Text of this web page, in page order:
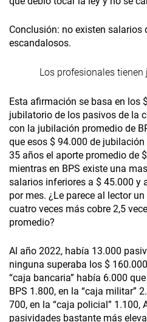
Conclusión: no existen salarios
escandalosos.
Los profesionales
Esta afirmación se basa en los
jubilatorio de los pasivos de la
con la jubilación promedio de
que esos $ 94.000 de
35 años el aporte promedio de
mientras en BPS existe una
salarios inferiores a $ 45.000 y
por mes. ¿Le parece al lector
cuatro veces más cobre 2,5
promedio?
Al año 2022, había 13.000
ninguna superaba los $
“caja bancaria” había 6.000
BPS 1.800, en la “caja militar”
700, en la “caja policial” 1.100,
pasividades bastante más